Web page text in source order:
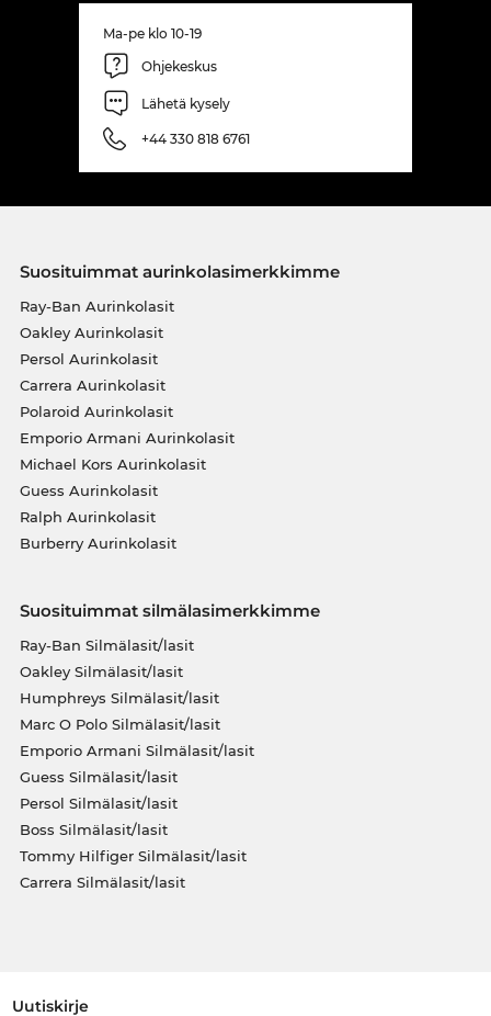
Ma-pe klo 10-19
Ohjekeskus
Lähetä kysely
+44 330 818 6761
Suosituimmat aurinkolasimerkkimme
Ray-Ban Aurinkolasit
Oakley Aurinkolasit
Persol Aurinkolasit
Carrera Aurinkolasit
Polaroid Aurinkolasit
Emporio Armani Aurinkolasit
Michael Kors Aurinkolasit
Guess Aurinkolasit
Ralph Aurinkolasit
Burberry Aurinkolasit
Suosituimmat silmälasimerkkimme
Ray-Ban Silmälasit/lasit
Oakley Silmälasit/lasit
Humphreys Silmälasit/lasit
Marc O Polo Silmälasit/lasit
Emporio Armani Silmälasit/lasit
Guess Silmälasit/lasit
Persol Silmälasit/lasit
Boss Silmälasit/lasit
Tommy Hilfiger Silmälasit/lasit
Carrera Silmälasit/lasit
Uutiskirje